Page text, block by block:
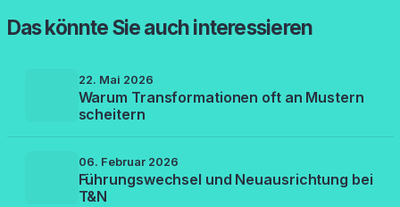
Das könnte Sie auch interessieren
22. Mai 2026
Warum Transformationen oft an Mustern
scheitern
06. Februar 2026
Führungswechsel und Neuausrichtung bei
T&N